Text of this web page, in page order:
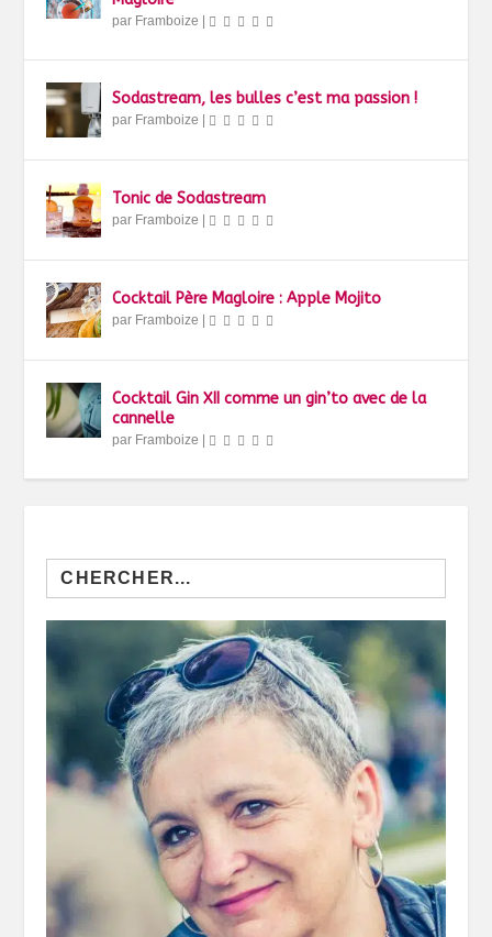
par Framboize
Sodastream, les bulles c’est ma passion !
par Framboize
Tonic de Sodastream
par Framboize
Cocktail Père Magloire : Apple Mojito
par Framboize
Cocktail Gin XII comme un gin’to avec de la
cannelle
par Framboize
Search
for: